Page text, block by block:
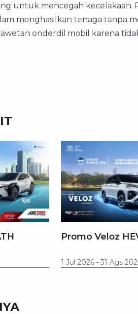
untuk mencegah kecelakaan.
menghasilkan tenaga tanpa
onderdil mobil karena
Promo Veloz
1 Jul 2026 - 31 Ags